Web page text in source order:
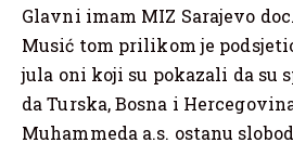
Glavni imam MIZ Sarajevo
Musić tom prilikom je
jula oni koji su pokazali da su
da Turska, Bosna i
Muhammeda a.s. ostanu